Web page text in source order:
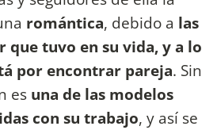
romántica, debido a las
que tuvo en su vida, y a lo
por encontrar pareja. Sin
es una de las modelos
con su trabajo, y así se